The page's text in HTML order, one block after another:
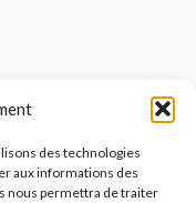
des technologies
aux informations des
nous permettra de traiter
aux professionnels
d’innovation. Il décrypte
afin d’offrir à ses